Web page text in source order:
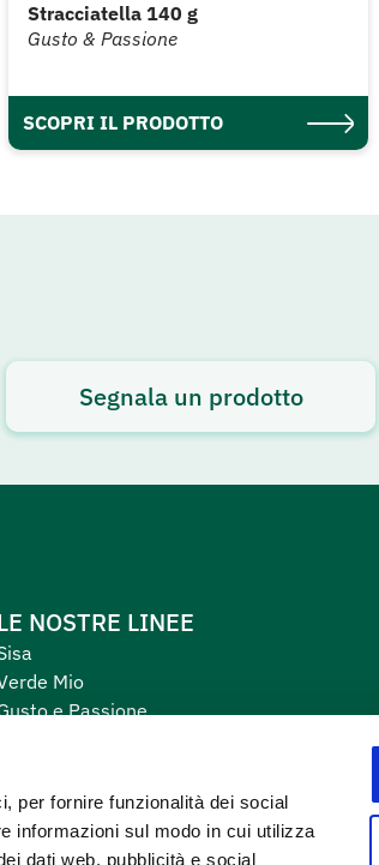
per fornire funzionalità dei social
informazioni sul modo in cui utilizza
dati web, pubblicità e social
Stracciatella 140 g
Gusto & Passione
SCOPRI IL PRODOTTO
Segnala un prodotto
NOSTRE LINEE
Mio
e Passione